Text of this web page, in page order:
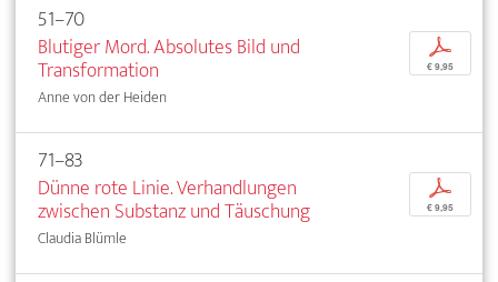
51–70
Blutiger Mord. Absolutes Bild und
Transformation
Anne von der Heiden
p
€ 9,95
71–83
Dünne rote Linie. Verhandlungen
zwischen Substanz und Täuschung
Claudia Blümle
p
€ 9,95